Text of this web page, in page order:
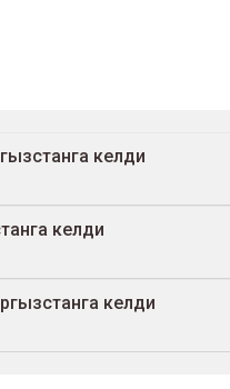
келди
келди
келди